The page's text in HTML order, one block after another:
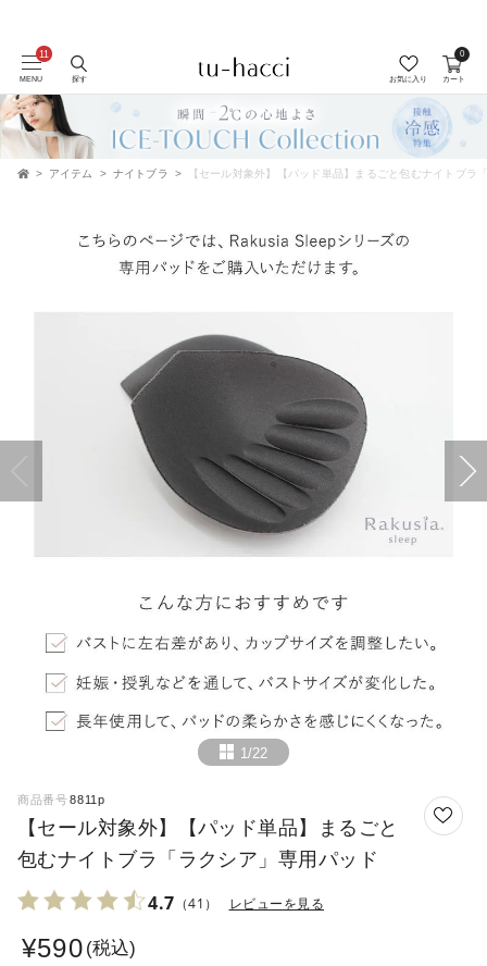
MENU 探す お気に入り カート
0
アイテム ナイトブラ 【セール対象外】【パッド単品】まるごと包むナイトブラ
1/22
商品番号 8811p
【セール対象外】【パッド単品】まるごと
包むナイトブラ「ラクシア」専用パッド
4.7 （41） レビューを見る
¥590 税込